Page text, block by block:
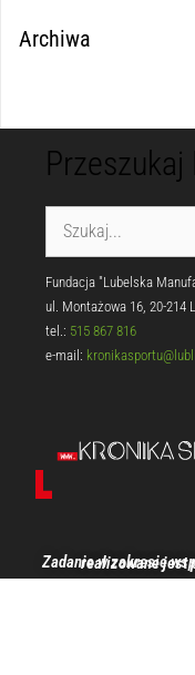
Archiwa
Przeszukaj
Fundacja "Lubelska
ul. Montażowa 16, 20-214
tel.: 515 867 816
e-mail:
Zadanie w zakresie wspierania i